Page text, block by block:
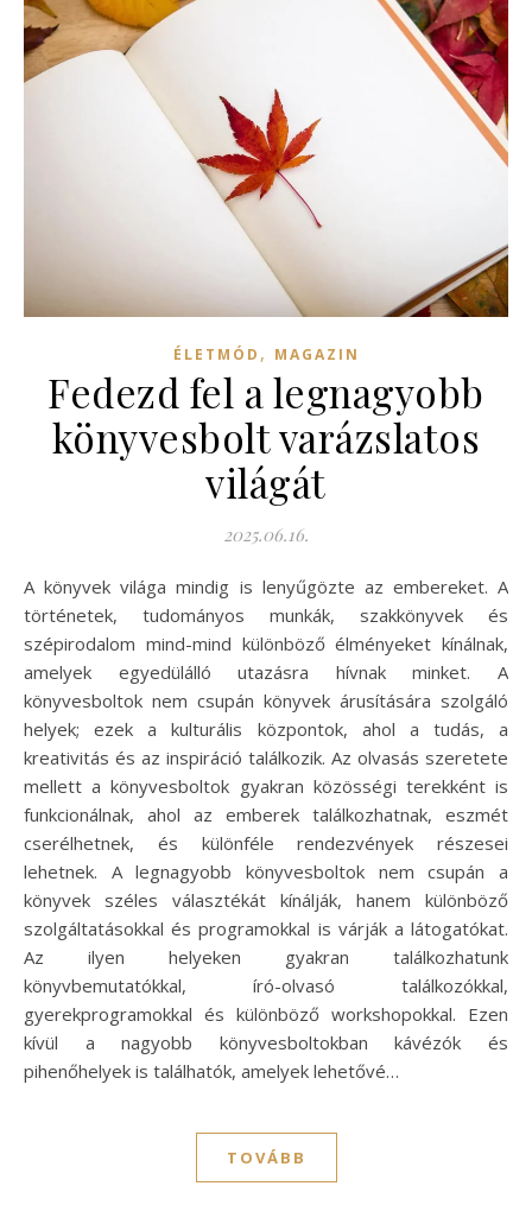
ÉLETMÓD , MAGAZIN
Fedezd fel a legnagyobb
könyvesbolt varázslatos
világát
2025.06.16.
A könyvek világa mindig is lenyűgözte az embereket. A
történetek, tudományos munkák, szakkönyvek és
szépirodalom mind-mind különböző élményeket kínálnak,
amelyek egyedülálló utazásra hívnak minket. A
könyvesboltok nem csupán könyvek árusítására szolgáló
helyek; ezek a kulturális központok, ahol a tudás, a
kreativitás és az inspiráció találkozik. Az olvasás szeretete
mellett a könyvesboltok gyakran közösségi terekként is
funkcionálnak, ahol az emberek találkozhatnak, eszmét
cserélhetnek, és különféle rendezvények részesei
lehetnek. A legnagyobb könyvesboltok nem csupán a
könyvek széles választékát kínálják, hanem különböző
szolgáltatásokkal és programokkal is várják a látogatókat.
Az ilyen helyeken gyakran találkozhatunk
könyvbemutatókkal, író-olvasó találkozókkal,
gyerekprogramokkal és különböző workshopokkal. Ezen
kívül a nagyobb könyvesboltokban kávézók és
pihenőhelyek is találhatók, amelyek lehetővé…
TOVÁBB